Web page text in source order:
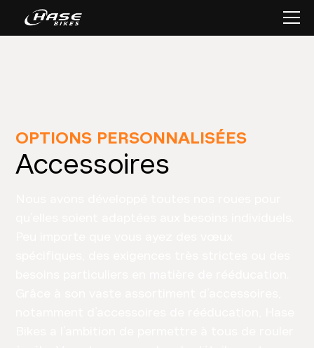
OPTIONS PERSONNALISÉES
Accessoires